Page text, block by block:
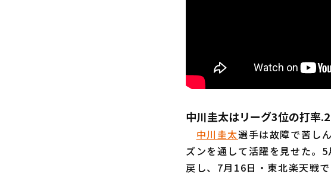
中川圭太はリーグ3位の打率
中川圭太選手は故障で苦し
ズンを通して活躍を見せた。
戻し、7月16日・東北楽天戦